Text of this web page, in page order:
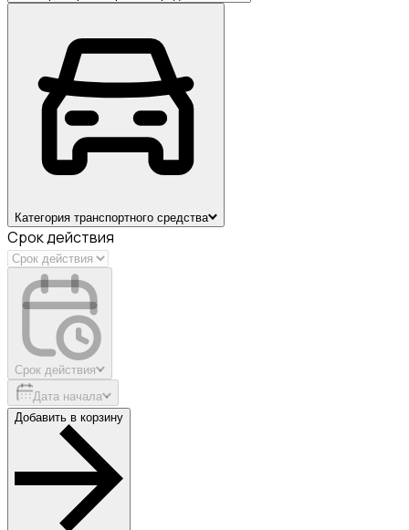
Категория транспортного средства
Срок действия
Срок действия
Дата начала
Добавить в корзину